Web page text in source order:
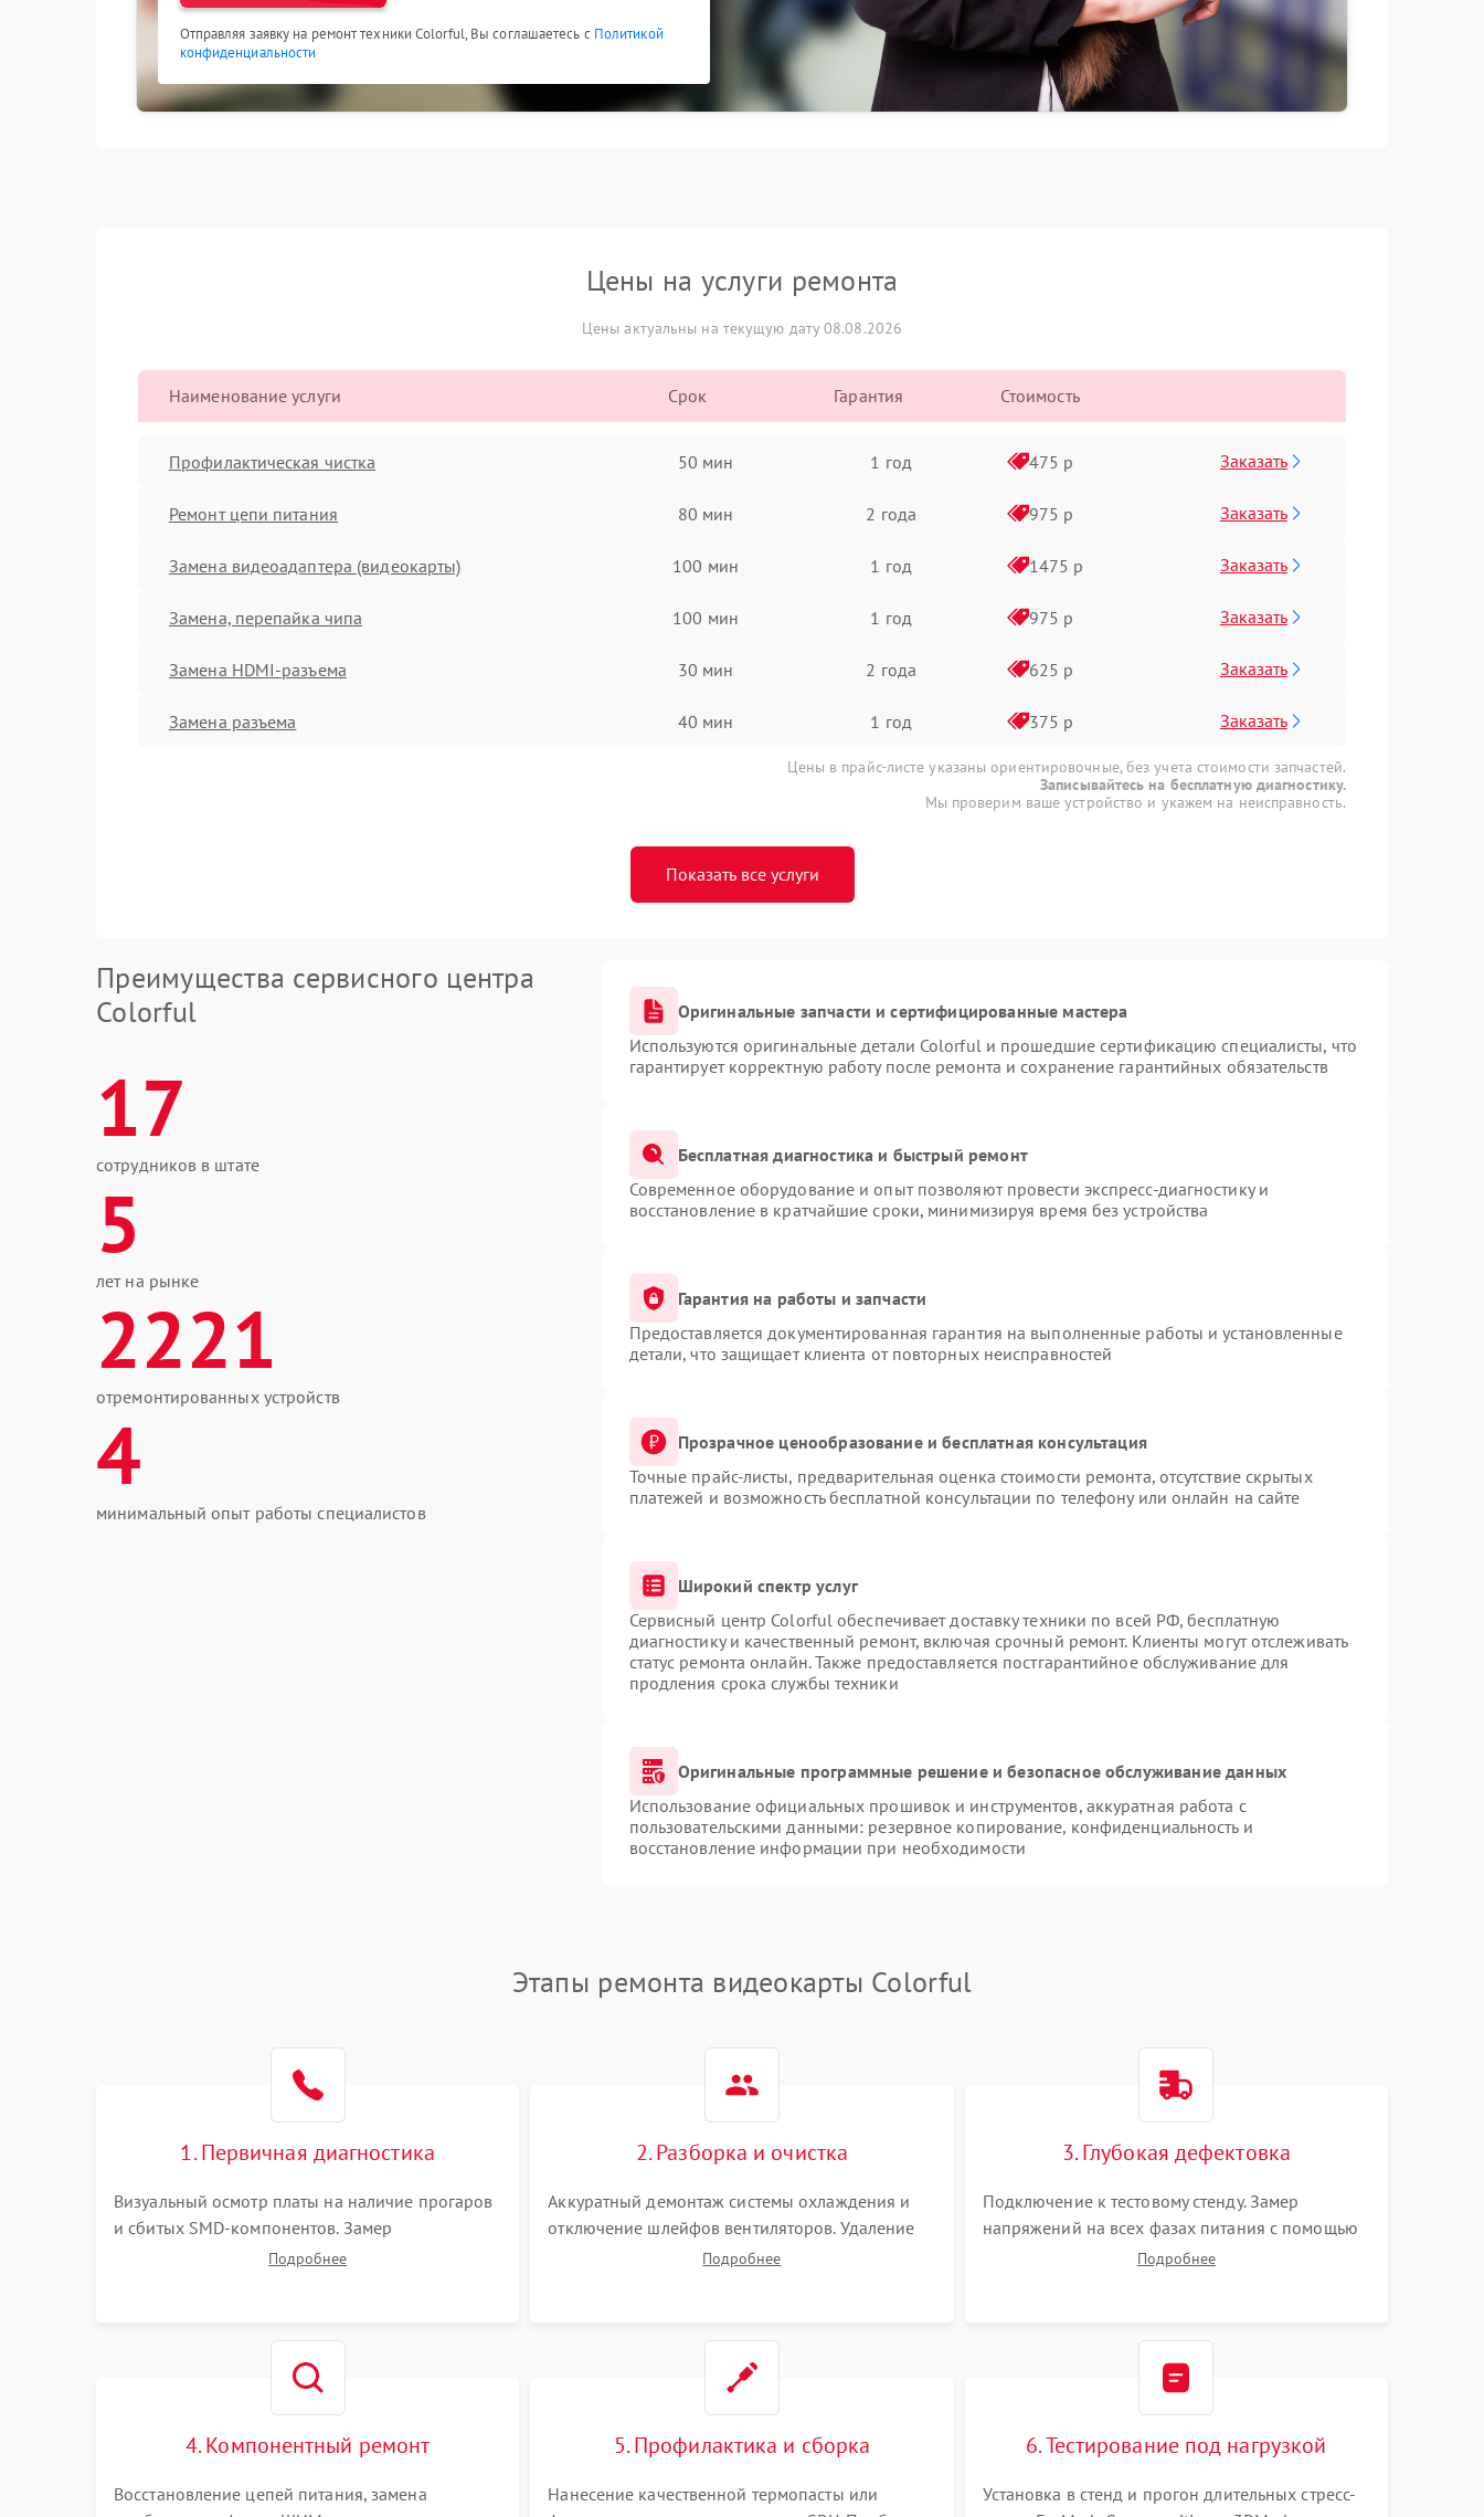
Отправляя заявку на ремонт техники Colorful, Вы соглашаетесь с Политикой
конфиденциальности
Цены на услуги ремонта
Цены актуальны на текущую дату 08.08.2026
Наименование услуги Срок Гарантия Стоимость
Профилактическая чистка 50 мин 1 год 475 р Заказать
Ремонт цепи питания 80 мин 2 года 975 р Заказать
Замена видеоадаптера (видеокарты) 100 мин 1 год 1475 р Заказать
Замена, перепайка чипа 100 мин 1 год 975 р Заказать
Замена HDMI-разъема 30 мин 2 года 625 р Заказать
Замена разъема 40 мин 1 год 375 р Заказать
Цены в прайс-листе указаны ориентировочные, без учета стоимости запчастей.
Записывайтесь на бесплатную диагностику.
Мы проверим ваше устройство и укажем на неисправность.
Показать все услуги
Преимущества сервисного центра
Colorful
17
сотрудников в штате
5
лет на рынке
2221
отремонтированных устройств
4
минимальный опыт работы специалистов
Оригинальные запчасти и сертифицированные мастера
Используются оригинальные детали Colorful и прошедшие сертификацию специалисты, что
гарантирует корректную работу после ремонта и сохранение гарантийных обязательств
Бесплатная диагностика и быстрый ремонт
Современное оборудование и опыт позволяют провести экспресс-диагностику и
восстановление в кратчайшие сроки, минимизируя время без устройства
Гарантия на работы и запчасти
Предоставляется документированная гарантия на выполненные работы и установленные
детали, что защищает клиента от повторных неисправностей
Прозрачное ценообразование и бесплатная консультация
Точные прайс-листы, предварительная оценка стоимости ремонта, отсутствие скрытых
платежей и возможность бесплатной консультации по телефону или онлайн на сайте
Широкий спектр услуг
Сервисный центр Colorful обеспечивает доставку техники по всей РФ, бесплатную
диагностику и качественный ремонт, включая срочный ремонт. Клиенты могут отслеживать
статус ремонта онлайн. Также предоставляется постгарантийное обслуживание для
продления срока службы техники
Оригинальные программные решение и безопасное обслуживание данных
Использование официальных прошивок и инструментов, аккуратная работа с
пользовательскими данными: резервное копирование, конфиденциальность и
восстановление информации при необходимости
Этапы ремонта видеокарты Colorful
1. Первичная диагностика
Визуальный осмотр платы на наличие прогаров
и сбитых SMD-компонентов. Замер
сопротивлений на линиях питания PCI-E и
Подробнее
2. Разборка и очистка
Аккуратный демонтаж системы охлаждения и
отключение шлейфов вентиляторов. Удаление
старой термопасты с кристалла графического
Подробнее
3. Глубокая дефектовка
Подключение к тестовому стенду. Замер
напряжений на всех фазах питания с помощью
осциллографа. Проверка инициализации.
Подробнее
4. Компонентный ремонт
Восстановление цепей питания, замена
5. Профилактика и сборка
Нанесение качественной термопасты или
6. Тестирование под нагрузкой
Установка в стенд и прогон длительных стресс-